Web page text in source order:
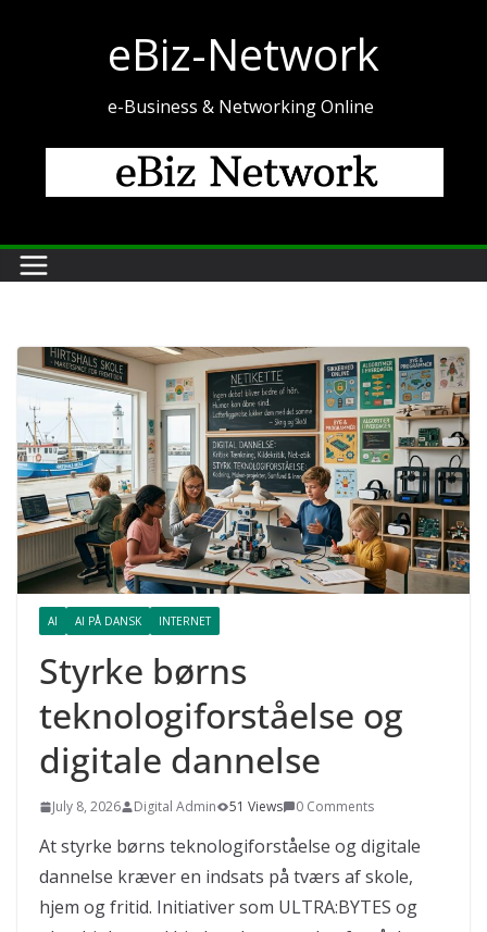
eBiz-Network
e-Business & Networking Online
AI AI PÅ DANSK INTERNET
Styrke børns
teknologiforståelse og
digitale dannelse
July 8, 2026 Digital Admin 51 Views 0 Comments
At styrke børns teknologiforståelse og digitale
dannelse kræver en indsats på tværs af skole,
hjem og fritid. Initiativer som ULTRA:BYTES og